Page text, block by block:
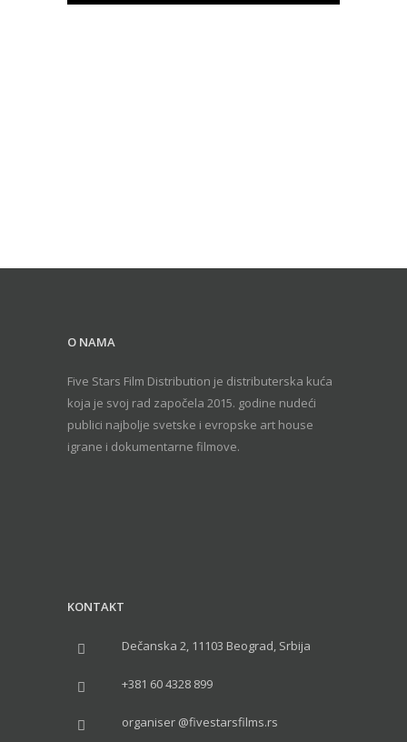
O NAMA
Five Stars Film Distribution je distributerska kuća
koja je svoj rad započela 2015. godine nudeći
publici najbolje svetske i evropske art house
igrane i dokumentarne filmove.
KONTAKT
Dečanska 2, 11103 Beograd, Srbija
+381 60 4328 899
organiser @fivestarsfilms.rs